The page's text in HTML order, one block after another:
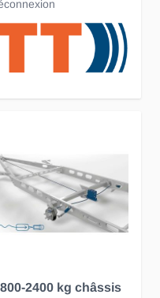
2400 kg châssis